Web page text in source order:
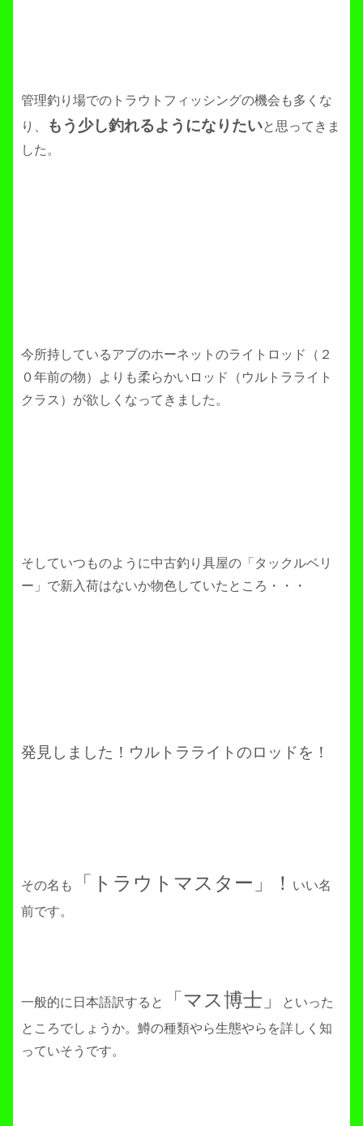
管理釣り場でのトラウトフィッシングの機会も多くな
り、
もう少し釣れるようになりたいと思ってきま
した。
今所持しているアブのホーネットのライトロッド（２
０年前の物）よりも柔らかいロッド（ウルトラライト
クラス）が欲しくなってきました。
そしていつものように中古釣り具屋の「タックルベリ
ー」で新入荷はないか物色していたところ・・・
発見しました！ウルトラライトのロッドを！
その名も 「トラウトマスター」！
いい名
前です。
一般的に日本語訳すると 「マス博士」
といった
ところでしょうか。鱒の種類やら生態やらを詳しく知
っていそうです。